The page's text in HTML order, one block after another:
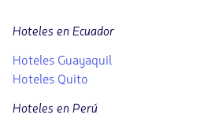
Hoteles en Ecuador
Hoteles Guayaquil
Hoteles Quito
Hoteles en Perú